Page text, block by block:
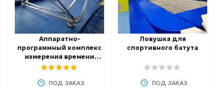
Аппаратно-
программный комплекс
измерения времени
полета, перемещений и
прыжках на батуте
ПОД ЗАКАЗ
Ловушка для
спортивного батута
ПОД ЗАКАЗ